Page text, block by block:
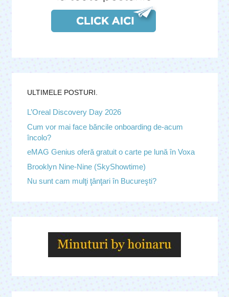
ULTIMELE POSTURI.
L’Oreal Discovery Day 2026
Cum vor mai face băncile onboarding de-acum
încolo?
eMAG Genius oferă gratuit o carte pe lună în Voxa
Brooklyn Nine-Nine (SkyShowtime)
Nu sunt cam mulţi ţânţari în Bucureşti?